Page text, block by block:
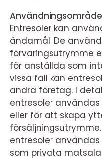
Entresoler kan
ändamål. De
förvaringsutrymme
för anställda som
vissa fall kan
andra företag. I
entresoler
eller för att skapa
entresoler
som privata